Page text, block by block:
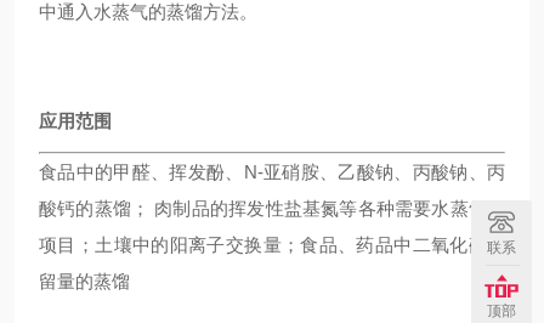
中通入水蒸气的蒸馏方法。
应用范围
食品中的甲醛、挥发酚、N-亚硝胺、乙酸钠、丙酸钠、丙
酸钙的蒸馏；
肉制品的挥发性盐基氮等各种需要水蒸气的
项目；土壤中的阳离子交换量；食品、药品中二氧化硫残
留量的蒸馏
联系
顶部